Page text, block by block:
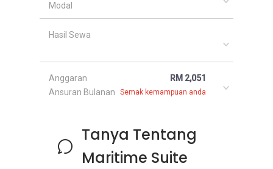
Modal
Hasil Sewa
Anggaran
Ansuran Bulanan
RM 2,051
Semak kemampuan anda
Tanya Tentang
Maritime Suite